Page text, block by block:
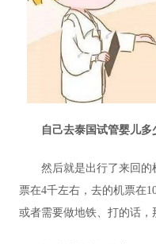
自己去泰国试管婴儿多
然后就是出行了来回
票在4千左右，去的机票在
或者需要做地铁、打的话，